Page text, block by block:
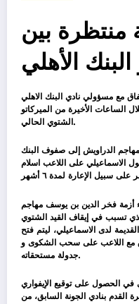
منتظرة بين
الأهلي
مع مسؤولي نادي البنك الاهلي
الساعات الأخيرة من الميركاتو
الشتوي الحالي.
الدراويش إلى صفوف البنك
حصول الاسماعيلي على اللاعب اسلام
أزمة فخر الدين بن يوسف مهاجم
تسبب في إيقاف القيد الشتوي
لدى الاسماعيلي، ليتم فتح
مع اللاعب على سحب الشكوى و
جدولة مستحقاته.
الحصول على توقيع الإيفواري
بنادي الجونة السابق، من